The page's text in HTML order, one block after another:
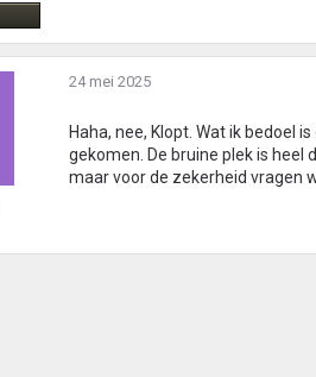
24 mei 2025
Haha, nee, Klopt. Wat ik bedoel
gekomen. De bruine plek is heel
maar voor de zekerheid vragen